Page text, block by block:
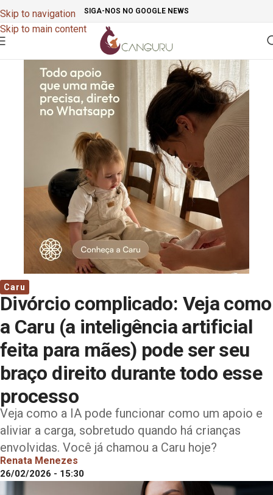
Skip to navigation
Skip to main content
SIGA-NOS NO GOOGLE NEWS
Caru
Divórcio complicado: Veja como
a Caru (a inteligência artificial
feita para mães) pode ser seu
braço direito durante todo esse
processo
Veja como a IA pode funcionar como um apoio e
aliviar a carga, sobretudo quando há crianças
envolvidas. Você já chamou a Caru hoje?
Renata Menezes
26/02/2026 - 15:30